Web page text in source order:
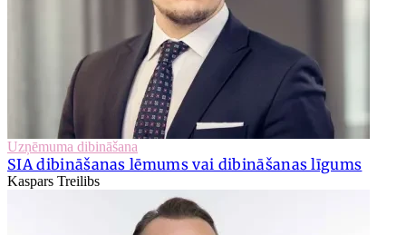
Uzņēmuma dibināšana
SIA dibināšanas lēmums vai dibināšanas līgums
Kaspars Treilibs